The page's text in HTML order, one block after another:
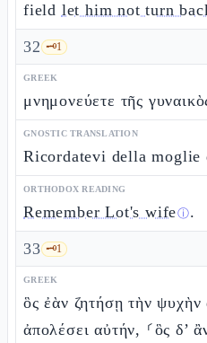
field let him not turn
32 🗝️1
GREEK
μνημονεύετε τῆς
GNOSTIC TRANSLATION
Ricordatevi della moglie
ORTHODOX READING
Remember Lot's wifeⓘ.
33 🗝️1
GREEK
ὃς ἐὰν ζητήσῃ τὴν ψυχὴν
ἀπολέσει αὐτήν, ⸂ὃς δ’